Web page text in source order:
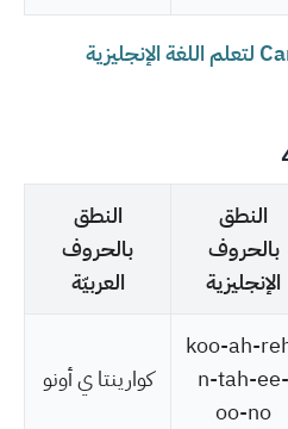
شرح تطبيق Cambly لتعلم اللغة الإنجليزية
النطق
بالحروف
الإنجليزية
النطق
بالحروف
العربيّة
koo-ah-
n-tah-ee-
oo-no
كوارينتا ي أونو